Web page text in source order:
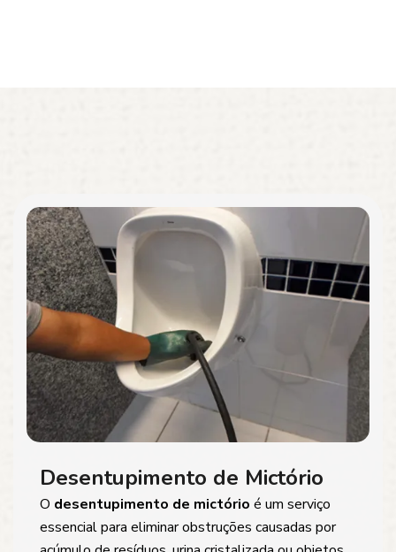
Desentupimento de Mictório
O desentupimento de mictório é um serviço
essencial para eliminar obstruções causadas por